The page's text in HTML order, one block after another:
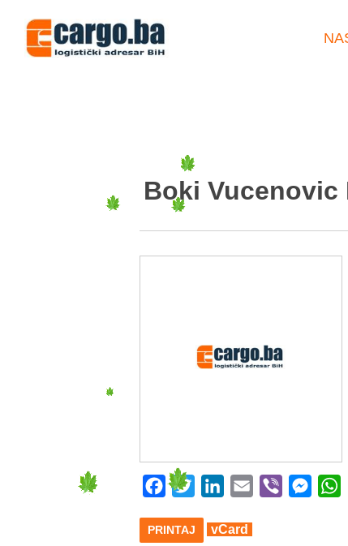
Boki Vucenovic
Facebook
Twitter LinkedIn
Email Viber
PRINTAJ vCard